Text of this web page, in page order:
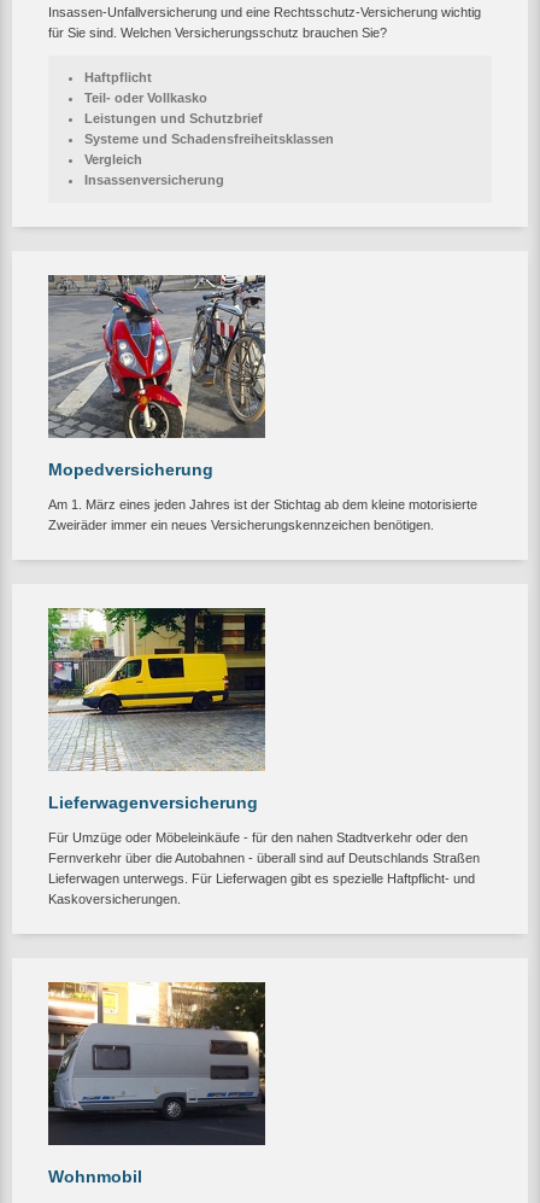
Insassen-Unfallversicherung und eine Rechtsschutz-Versicherung wichtig
für Sie sind. Welchen Versicherungsschutz brauchen Sie?
Haftpflicht
Teil- oder Vollkasko
Leistungen und Schutzbrief
Systeme und Schadensfreiheitsklassen
Vergleich
Insassenversicherung
Mopedversicherung
Am 1. März eines jeden Jahres ist der Stichtag ab dem kleine motorisierte
Zweiräder immer ein neues Versicherungskennzeichen benötigen.
Lieferwagenversicherung
Für Umzüge oder Möbeleinkäufe - für den nahen Stadtverkehr oder den
Fernverkehr über die Autobahnen - überall sind auf Deutschlands Straßen
Lieferwagen unterwegs. Für Lieferwagen gibt es spezielle Haftpflicht- und
Kaskoversicherungen.
Wohnmobil